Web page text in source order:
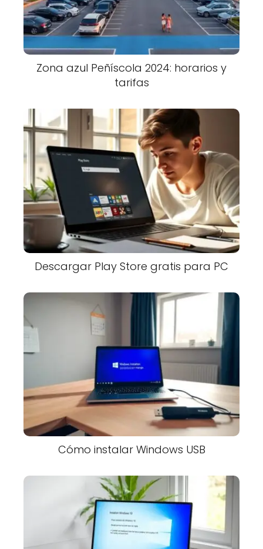
Zona azul Peñíscola 2024: horarios y
tarifas
Descargar Play Store gratis para PC
Cómo instalar Windows USB